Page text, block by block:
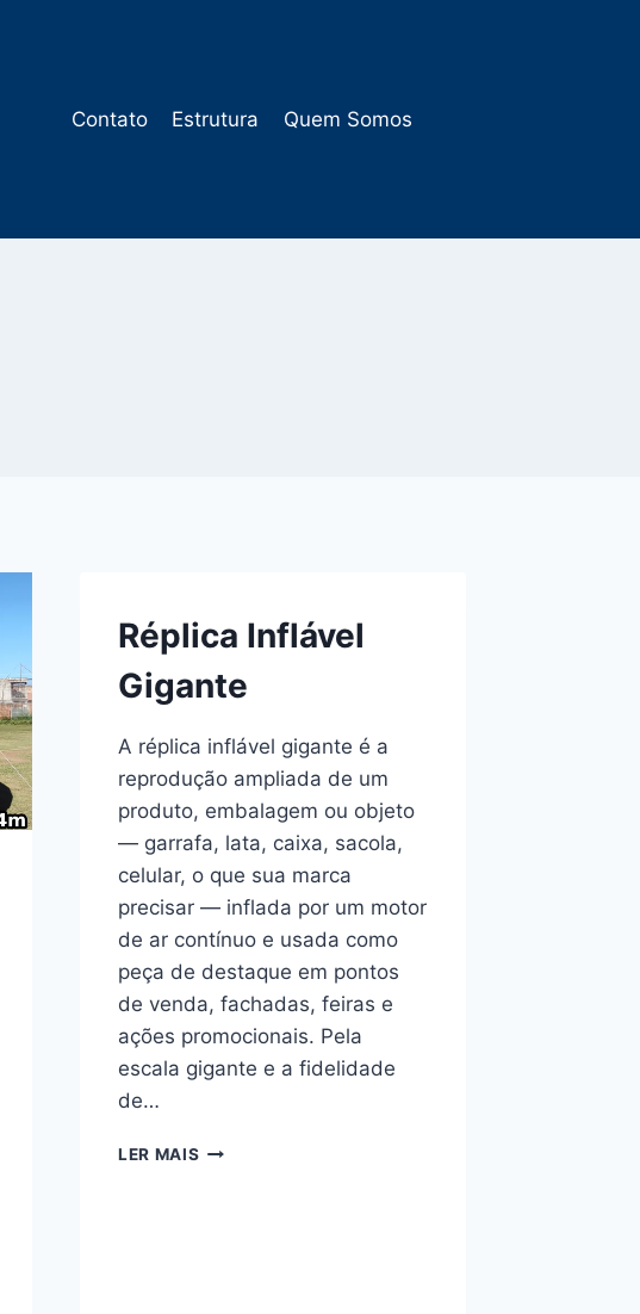
Contato Estrutura Quem Somos
Réplica Inflável
Gigante
A réplica inflável gigante é a
reprodução ampliada de um
produto, embalagem ou objeto
— garrafa, lata, caixa, sacola,
celular, o que sua marca
precisar — inflada por um motor
de ar contínuo e usada como
peça de destaque em pontos
de venda, fachadas, feiras e
ações promocionais. Pela
escala gigante e a fidelidade
de…
LER MAIS RÉPLICA